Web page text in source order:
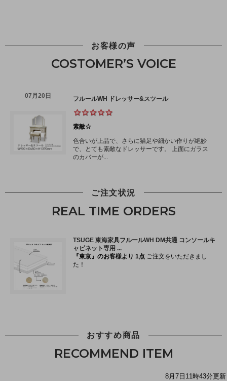
お客様の声
COSTOMER’S VOICE
ご注文状況
REAL TIME ORDERS
おすすめ商品
RECOMMEND ITEM